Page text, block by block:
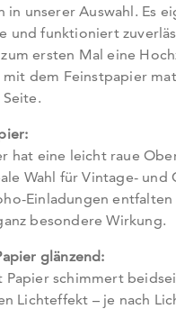
in unserer Auswahl. Es
und funktioniert
ersten Mal eine
dem Feinstpapier
hat eine leicht raue
Wahl für Vintage- und
Einladungen entfalten
besondere Wirkung.
glänzend:
Papier schimmert
Lichteffekt – je nach